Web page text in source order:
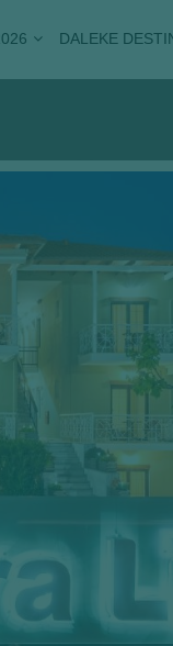
DALEKE